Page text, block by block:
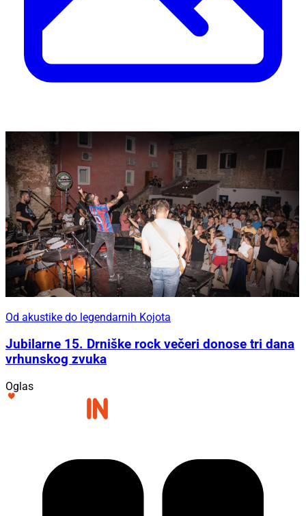
Od akustike do legendarnih Kojota
Jubilarne 15. Drniške rock večeri donose tri dana
vrhunskog zvuka
Oglas